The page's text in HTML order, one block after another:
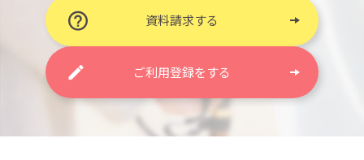
資料請求する
ご利用登録をする